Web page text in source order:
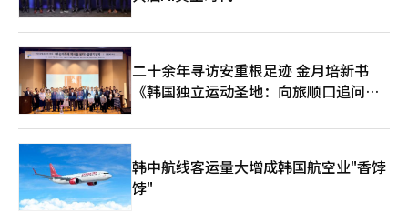
响。DS部门在去年上半年曾在HBM竞争中处于劣势，业务发展停
滞。自去年底以来，虽然开始恢复主导地位，但尚未建立起根本竞
良率和交货稳定性作为选择供应商的关键标准。如果罢工风险变为
现实，短期生产中断的影响将小于客户信任的损害。 如果因罢工
等原因导致工厂频繁停工，HBM的良率下降将不可避免，最终影
响产品质量。HBM是一种将多层DRAM叠加并结合先进封装的高难
度产品，其生产过程的稳定性和质量管理至关重要。良率的不稳定
意味着客户流失。 一位要求匿名的三星电子高管表示：“工会方
面也声称罢工可能造成数十万亿韩元的损失，外界估计半导体工厂
停工的损失每天可达1万亿韩元。HBM的竞争归根结底是良率的竞
争，如果生产线频繁停工，可能会失去像英伟达这样的核心客户的
稳定供应商地位，这才是最严重的风险。”
二十余年寻访安重根足迹 金月培新书
《韩国独立运动圣地：向旅顺口追问历
韩中航线客运量大增成韩国航空业"香饽
饽"